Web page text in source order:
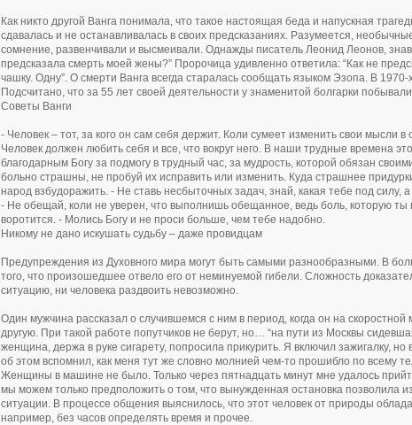
Как никто другой Ванга понимала, что такое настоящая беда и напускная
сдавалась и не останавливалась в своих предсказаниях. Разумеется,
сомнение, развенчивали и высмеивали. Однажды писатель Леонид Леонов,
предсказала смерть моей жены?” Пророчица удивленно ответила: “Как не
чашку. Одну”. О смерти Ванга всегда старалась сообщать языком Эзопа. В
Подсчитано, что за 55 лет своей деятельности у знаменитой болгарки
Советы Ванги
- Человек – тот, за кого он сам себя держит. Коли сумеет изменить свои мысли
Человек должен любить себя и все, что вокруг него. В наши трудные времена
благодарным Богу за подмогу в трудный час, за мудрость, которой обязан
больно страшны, не пробуй их исправить или изменить. Куда страшнее
народ взбудоражить. - Не ставь несбыточных задач, знай, какая тебе под силу,
- Не обещай, коли не уверен, что выполнишь обещанное, ведь боль, которую ты
воротится. - Молись Богу и не проси больше, чем тебе надобно.
Никому не дано искушать судьбу – даже провидцам
Предупреждения из Духовного мира могут быть самыми разнообразными. В
того, что произошедшее отвело его от неминуемой гибели. Сложность
ситуацию, ни человека раздвоить невозможно.
Один мужчина рассказал о случившемся с ним в период, когда он на
другую. При такой работе попутчиков не берут, но… “на пути из Москвы
женщина, держа в руке сигарету, попросила прикурить. Я включил зажигалку,
об этом вспомнил, как меня тут же словно молнией чем-то прошибло по всему
Женщины в машине не было. Только через пятнадцать минут мне удалось
мы можем только предположить о том, что вынужденная остановка позволила
ситуации. В процессе общения выяснилось, что этот человек от природы
например, без часов определять время и прочее.